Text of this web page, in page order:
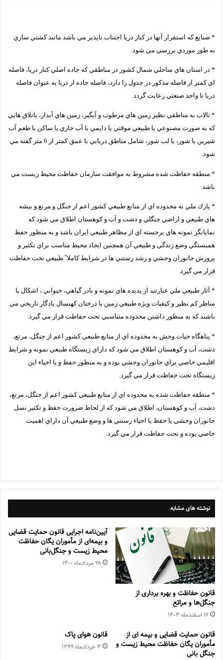
* صنايع كه استقرار آنها در كنار دريا اجتناب ناپذير مي باشد مانند كشتي سازي
به طور موردي بررسي مي شود.
* در استان هاي ساحلي شمال كشور در مناطقي كه جاده اصلي كنار دريا، فاصله
اي كمتر از فاصله مذكور در جدول را دارد، فاصله جاده از دريا به عنوان فاصله
دريا تا واحد صنعتي رعايت گردد.
* تالاب به مناطقي نظير زمين هاي مرطوب و آبگير، زمين هاي آبدار، باتلاق هايي
كه به صورت مصنوعي يا طبيعي موقتي يا دايمي با آب جاري يا ساكن با طعم آب
شيرين يا شور، يا لب شور، شامل مناطق دريايي با عمق كمتر از 6 متر گفته مي
شود.
* منطقه حفاظت شده مشروط به موافقت سازمان حفاظت محيط زيست مي
باشد.
* پارك ملي به محدوده اي از منابع طبيعي كشور اعم از جنگل و مرتع و بيشه
هاي طبيعي و اراضي جنگلي و دشت و آب و كوهستان اطلاق مي شود كه
نمايانگر نمونه هاي برجسته اي از مظاهر طبيعي ايران باشد و به منظور حفظ
همبستگي وضع زندگي و طبيعي آن همچنين ايجاد محيط مناسب براي تكثير و
پرورش جانوران وحشي و رشد رستني ها در شرايط كاملا ً طبيعي تحت حفاظت
قرار مي گيرد.
* آثار طبيعي ملي عبارتند از پديده هاي نمونه و نادر گياهي، حيواني ، اشكال يا
مناظر كم نظير و كيفيات ويژه طبيعي زمين يا درختان كهنسال يادگار تاريخي مي
باشند كه به منظور داشتن محدوده متناسبي تحت حفاظت قرار مي گيرد.
* پناهگاه حيات وحش به محدوده اي از منابع طبيعي كشور اعم از جنگل، مرتع،
دشت، آب و كوهستان اطلاق مي شود كه داراي زيستگاه طبيعي نمونه و شرايط
اقليمي خاصي براي جانوران وحشي بوده و به منظور حفظ و يا احياء اين
زيستگاه تحت حفاظت قرار مي گيرد.
* منطقه حفاظت شده به محدوده اي از منابع طبيعي كشور اعم از جنگل، مرتع،
دشت، آب و كوهستان، اطلاق مي شود كه از لحاظ ضرورت حفظ و تكثير نسل
جانوران وحشي يا حفظ يا احياء رستني ها و وضع طبيعي آن داراي اهميت
خاصي بوده و تحت حفاظت قرار مي گيرد.
نوشته های مشابه
قانون حفاظت و بهره برداری از
جنگل‌ها و مراتع
۱۶ اسفند‌ماه ۱۴۰۳
آیین‌نامه اجرایی قانون حمایت قضایی
و بیمه‌ای از مأموران یگان حفاظت
محیط زیست و جنگل‌بانی
۲۸ مرداد‌ماه ۱۴۰۰
قانون حمایت قضایی و بیمه ای از
مأموران یگان حفاظت محیط زیست و
جنگل بانی
قانون هوای پاک
۳ خرداد‌ماه ۱۳۹۹